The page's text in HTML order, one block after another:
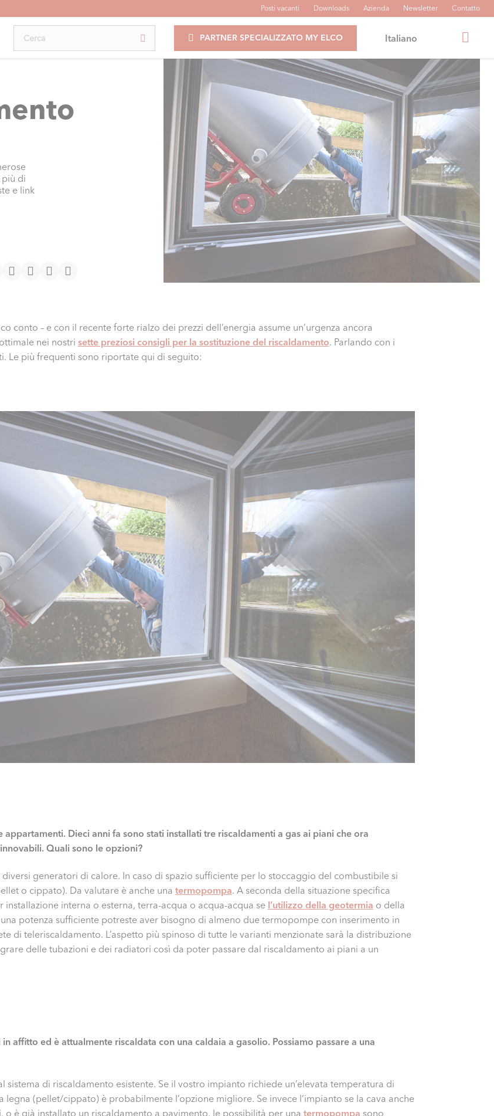
Posti vacanti Downloads Azienda Newsletter Contatto
PARTNER SPECIALIZZATO MY ELCO Italiano
di
e link
conto – e con il recente forte rialzo dei prezzi dell’energia assume un’urgenza ancora
nei nostri sette preziosi consigli per la sostituzione del riscaldamento. Parlando con i
Le più frequenti sono riportate qui di seguito:
Dieci anni fa sono stati installati tre riscaldamenti a gas ai piani che ora
Quali sono le opzioni?
generatori di calore. In caso di spazio sufficiente per lo stoccaggio del combustibile si
o cippato). Da valutare è anche una termopompa. A seconda della situazione specifica
interna o esterna, terra-acqua o acqua-acqua se l’utilizzo della geotermia o della
potenza sufficiente potreste aver bisogno di almeno due termopompe con inserimento in
di teleriscaldamento. L’aspetto più spinoso di tutte le varianti menzionate sarà la distribuzione
delle tubazioni e dei radiatori così da poter passare dal riscaldamento ai piani a un
affitto ed è attualmente riscaldata con una caldaia a gasolio. Possiamo passare a una
di riscaldamento esistente. Se il vostro impianto richiede un’elevata temperatura di
(pellet/cippato) è probabilmente l’opzione migliore. Se invece l’impianto se la cava anche
è già installato un riscaldamento a pavimento, le possibilità per una termopompa sono